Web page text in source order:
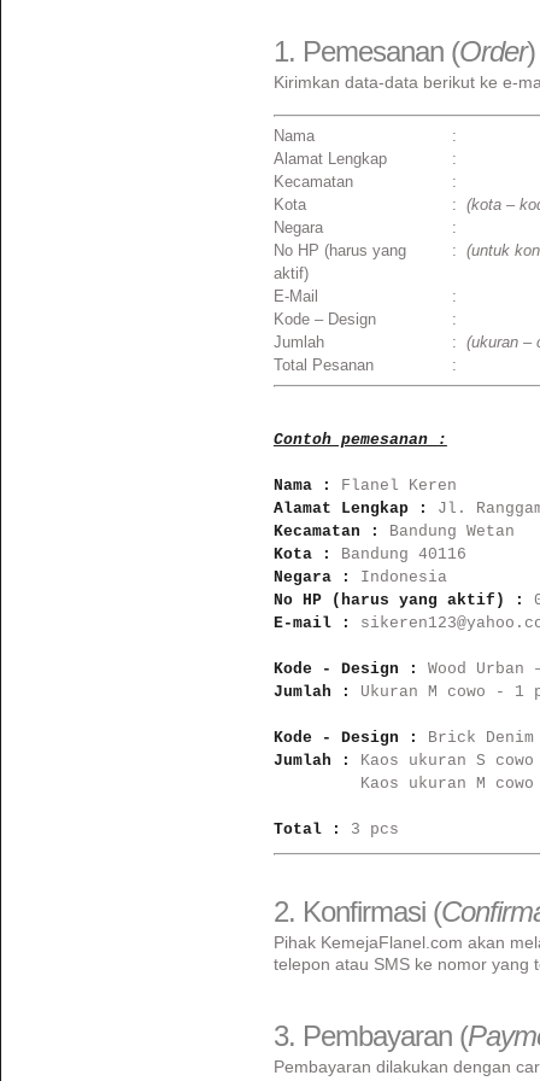
1. Pemesanan (Order)
Kirimkan data-data berikut ke e-
Nama
:
Alamat Lengkap
:
Kecamatan
:
Kota
: (kota –
Negara
:
No HP (harus yang
aktif)
: (untuk
E-Mail
:
Kode – Design
:
Jumlah
: (ukuran –
Total Pesanan
:
Contoh pemesanan :
Nama :
Alamat Lengkap :
Kecamatan :
Kota :
Negara :
Indonesia
No HP (harus yang aktif) :
E-mail :
Kode - Design :
Jumlah : Ukuran M cowo - 1
Kode - Design :
Jumlah : Kaos ukuran S
Kaos ukuran M cowo
Total : 3 pcs
2. Konfirmasi (
Pihak KemejaFlanel.com akan
telepon atau SMS ke nomor yang
3. Pembayaran (
Pembayaran dilakukan dengan